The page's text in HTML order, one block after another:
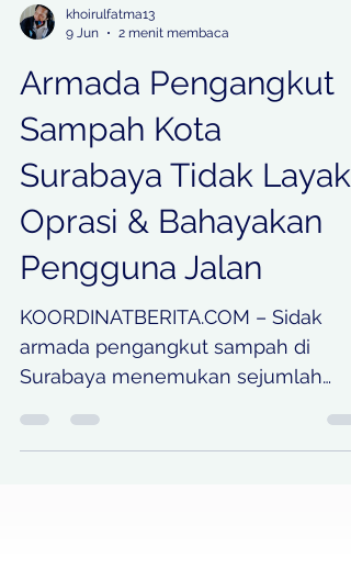
2 menit membaca
Armada Pengangkut
Sampah Kota
Surabaya Tidak Layak
Oprasi & Bahayakan
Pengguna Jalan
KOORDINATBERITA.COM – Sidak
armada pengangkut sampah di
Surabaya menemukan sejumlah